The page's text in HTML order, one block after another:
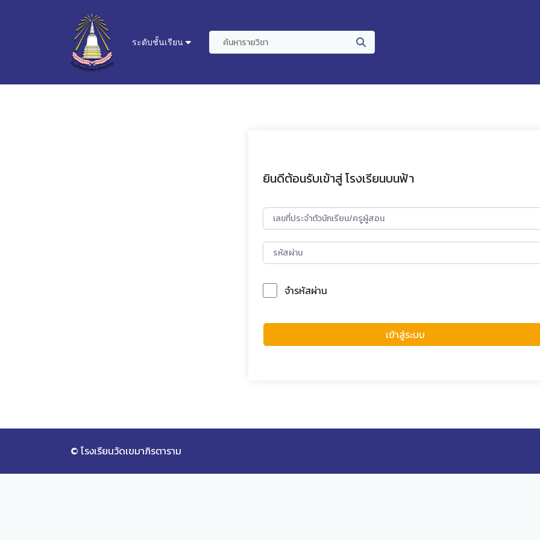
ระดับชั้นเรียน
ยินดีต้อนรับเข้าสู่ โรงเรียนบนฟ้า
จำรหัสผ่าน
เข้าสู่ระบบ
© โรงเรียนวัดเขมาภิรตาราม